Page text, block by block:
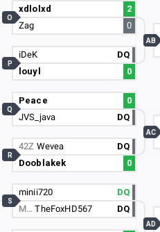
xdlolxd
2
Zag
0
O
iDeK
DQ
louyl
0
P
Peace
0
JVS_java
DQ
Q
42Z Wevea
DQ
Dooblakek
0
R
minii720
DQ
M…TheFoxHD567 DQ
S
AB
AC
AD